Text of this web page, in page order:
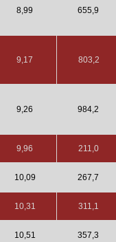
8,99 655,9
9,17 803,2
9,26 984,2
9,96 211,0
10,09 267,7
10,31 311,1
10,51 357,3